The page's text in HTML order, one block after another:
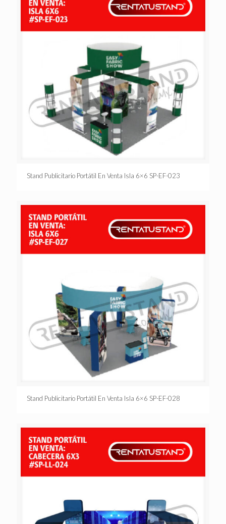
Stand Publicitario Portátil En Venta Isla 6×6 SP-EF-023
Stand Publicitario Portátil En Venta Isla 6×6 SP-EF-028